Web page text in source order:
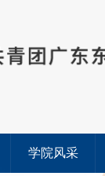
学院风采